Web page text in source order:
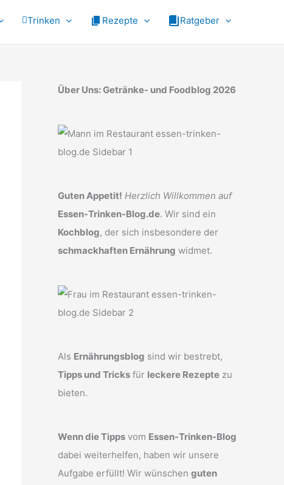
Trinken Rezepte Ratgeber
Über Uns: Getränke- und Foodblog 2026
Guten Appetit! Herzlich Willkommen auf
Essen-Trinken-Blog.de. Wir sind ein
Kochblog, der sich insbesondere der
schmackhaften Ernährung widmet.
Als Ernährungsblog sind wir bestrebt,
Tipps und Tricks für leckere Rezepte zu
bieten.
Wenn die Tipps vom Essen-Trinken-Blog
dabei weiterhelfen, haben wir unsere
Aufgabe erfüllt! Wir wünschen guten